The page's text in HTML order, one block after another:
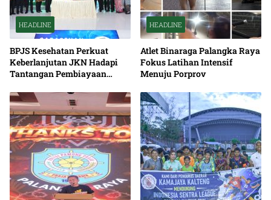
HEADLINE
BPJS Kesehatan Perkuat
Keberlanjutan JKN Hadapi
Tantangan Pembiayaan
HEADLINE
Atlet Binaraga Palangka Raya
Fokus Latihan Intensif
Menuju Porprov